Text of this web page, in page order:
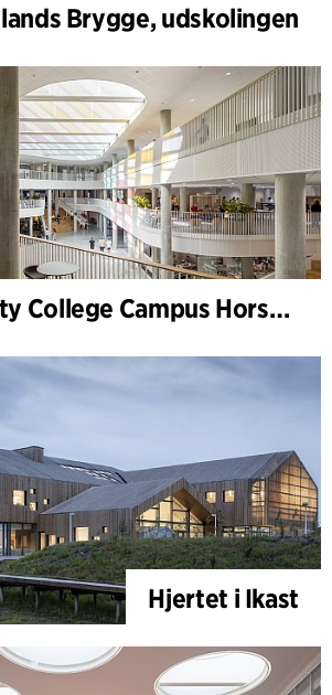
Brygge, udskolingen
VIA University College Campus Horsens
Hjertet i Ikast